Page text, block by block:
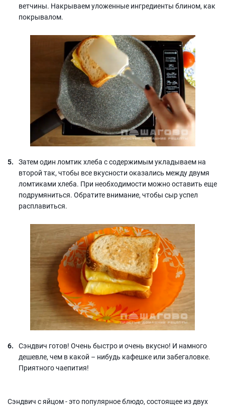
ветчины. Накрываем уложенные ингредиенты блином, как
покрывалом.
Затем один ломтик хлеба с содержимым укладываем на
второй так, чтобы все вкусности оказались между двумя
ломтиками хлеба. При необходимости можно оставить еще
подрумяниться. Обратите внимание, чтобы сыр успел
расплавиться.
Сэндвич готов! Очень быстро и очень вкусно! И намного
дешевле, чем в какой – нибудь кафешке или забегаловке.
Приятного чаепития!
Сэндвич с яйцом - это популярное блюдо, состоящее из двух